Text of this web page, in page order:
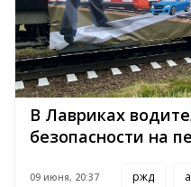
В Лавриках
безопасности на
09 июня, 20:37 ржд